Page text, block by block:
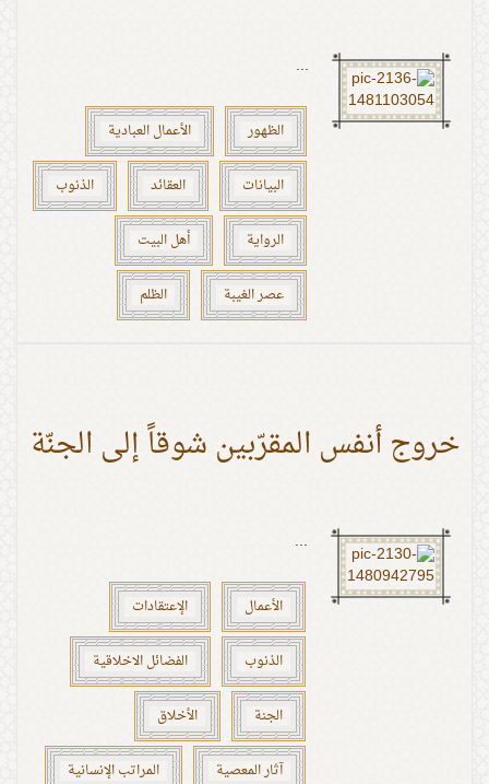
...
الظهور الأعمال العبادية
البيانات العقائد الذنوب
الرواية أهل البيت
عصر الغيبة الظلم
خروج أنفس المقرّبين شوقاً إلى الجنّة
...
الأعمال الإعتقادات
الذنوب الفضائل الاخلاقية
الجنة الأخلاق
آثار المعصية المراتب الإنسانية